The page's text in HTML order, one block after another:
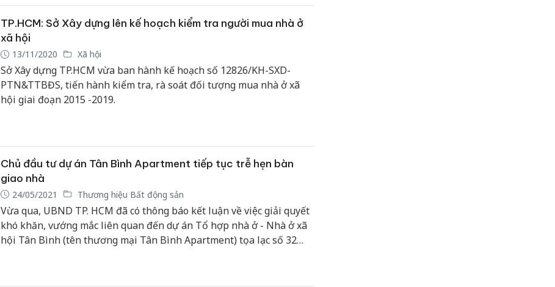
TP.HCM: Sở Xây dựng lên kế hoạch kiểm tra người mua nhà ở
xã hội
13/11/2020 Xã hội
Sở Xây dựng TP.HCM vừa ban hành kế hoạch số 12826/KH-SXD-
PTN&TTBĐS, tiến hành kiểm tra, rà soát đối tượng mua nhà ở xã
hội giai đoạn 2015 -2019.
Chủ đầu tư dự án Tân Bình Apartment tiếp tục trễ hẹn bàn
giao nhà
24/05/2021 Thương hiệu Bất động sản
Vừa qua, UBND TP. HCM đã có thông báo kết luận về việc giải quyết
khó khăn, vướng mắc liên quan đến dự án Tổ hợp nhà ở - Nhà ở xã
hội Tân Bình (tên thương mại Tân Bình Apartment) tọa lạc số 32